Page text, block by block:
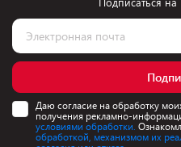
Даю согласие на обработку
получения рекламно-
условиями обработки.
обработкой, механизмом их